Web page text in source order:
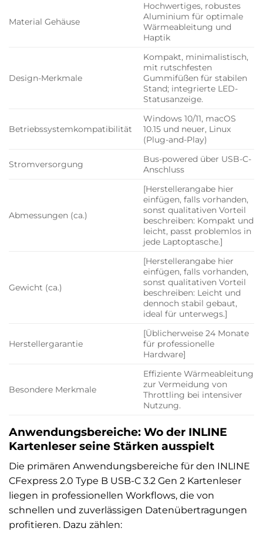
Material Gehäuse
Hochwertiges, robustes
Aluminium für optimale
Wärmeableitung und
Haptik
Design-Merkmale
Kompakt, minimalistisch,
mit rutschfesten
Gummifüßen für stabilen
Stand; integrierte LED-
Statusanzeige.
Betriebssystemkompatibilität
Windows 10/11, macOS
10.15 und neuer, Linux
(Plug-and-Play)
Stromversorgung
Bus-powered über USB-C-
Anschluss
Abmessungen (ca.)
[Herstellerangabe hier
einfügen, falls vorhanden,
sonst qualitativen Vorteil
beschreiben: Kompakt und
leicht, passt problemlos in
jede Laptoptasche.]
Gewicht (ca.)
[Herstellerangabe hier
einfügen, falls vorhanden,
sonst qualitativen Vorteil
beschreiben: Leicht und
dennoch stabil gebaut,
ideal für unterwegs.]
Herstellergarantie
[Üblicherweise 24 Monate
für professionelle
Hardware]
Besondere Merkmale
Effiziente Wärmeableitung
zur Vermeidung von
Throttling bei intensiver
Nutzung.
Anwendungsbereiche: Wo der INLINE
Kartenleser seine Stärken ausspielt
Die primären Anwendungsbereiche für den INLINE
CFexpress 2.0 Type B USB-C 3.2 Gen 2 Kartenleser
liegen in professionellen Workflows, die von
schnellen und zuverlässigen Datenübertragungen
profitieren. Dazu zählen: